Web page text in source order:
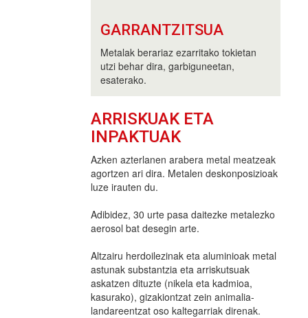
GARRANTZITSUA
Metalak berariaz ezarritako tokietan
utzi behar dira, garbiguneetan,
esaterako.
ARRISKUAK ETA
INPAKTUAK
Azken azterlanen arabera metal meatzeak
agortzen ari dira. Metalen deskonposizioak
luze irauten du.
Adibidez, 30 urte pasa daitezke metalezko
aerosol bat desegin arte.
Altzairu herdoilezinak eta aluminioak metal
astunak substantzia eta arriskutsuak
askatzen dituzte (nikela eta kadmioa,
kasurako), gizakiontzat zein animalia-
landareentzat oso kaltegarriak direnak.